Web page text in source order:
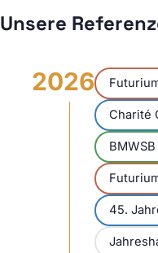
Unsere
2026
Charité
45.